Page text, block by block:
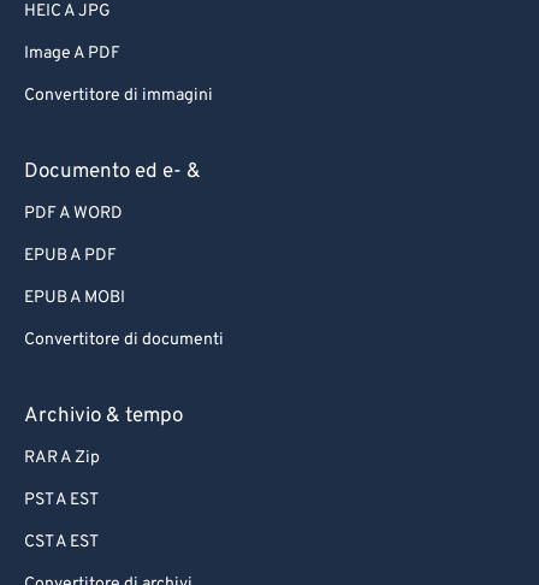
HEIC A JPG
Image A PDF
Convertitore di immagini
Documento ed e- &
PDF A WORD
EPUB A PDF
EPUB A MOBI
Convertitore di documenti
Archivio & tempo
RAR A Zip
PST A EST
CST A EST